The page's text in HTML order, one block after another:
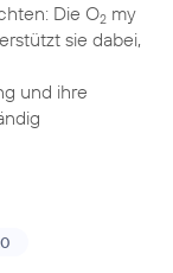
Die O2my
sie dabei,
und ihre